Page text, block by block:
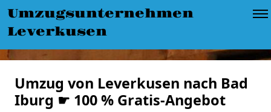
Umzugsunternehmen
Leverkusen
Umzug von Leverkusen nach Bad
Iburg ☛ 100 % Gratis-Angebot